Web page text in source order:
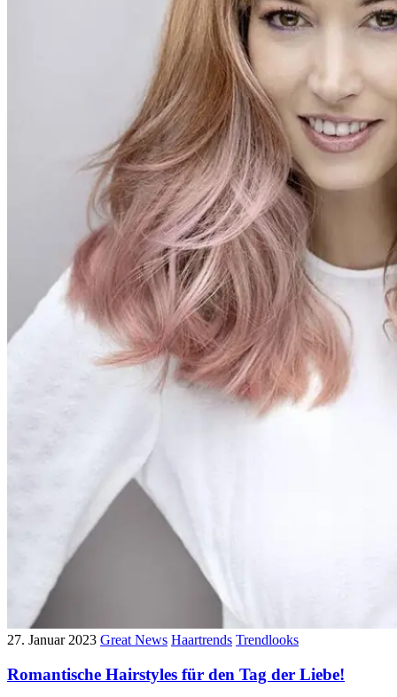
27. Januar 2023 Great News Haartrends Trendlooks
Romantische Hairstyles für den Tag der Liebe!